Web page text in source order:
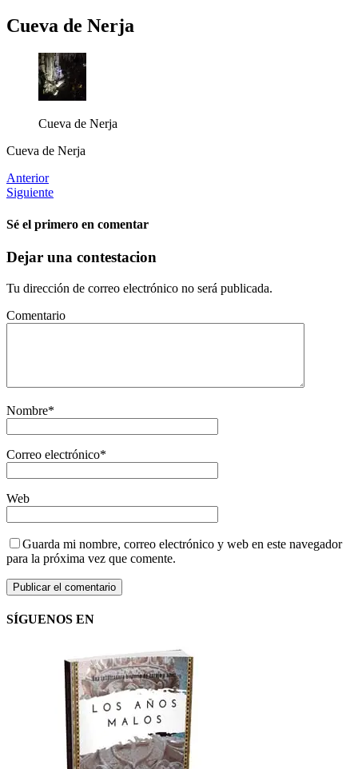
Cueva de Nerja
Cueva de Nerja
Cueva de Nerja
Anterior
Siguiente
Sé el primero en comentar
Dejar una contestacion
Tu dirección de correo electrónico no será publicada.
Comentario
Nombre*
Correo electrónico*
Web
Guarda mi nombre, correo electrónico y web en este navegador
para la próxima vez que comente.
SÍGUENOS EN